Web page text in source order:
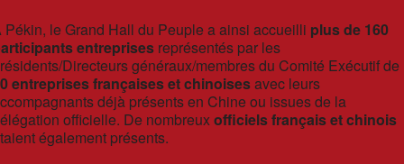
Pékin, le Grand Hall du Peuple a ainsi accueilli plus de 160
entreprises représentés par les
Directeurs généraux/membres du Comité Exécutif de
entreprises françaises et chinoisesavec leurs
déjà présents en Chine ou issues de la
officielle. De nombreuxofficiels français et chinois
également présents.